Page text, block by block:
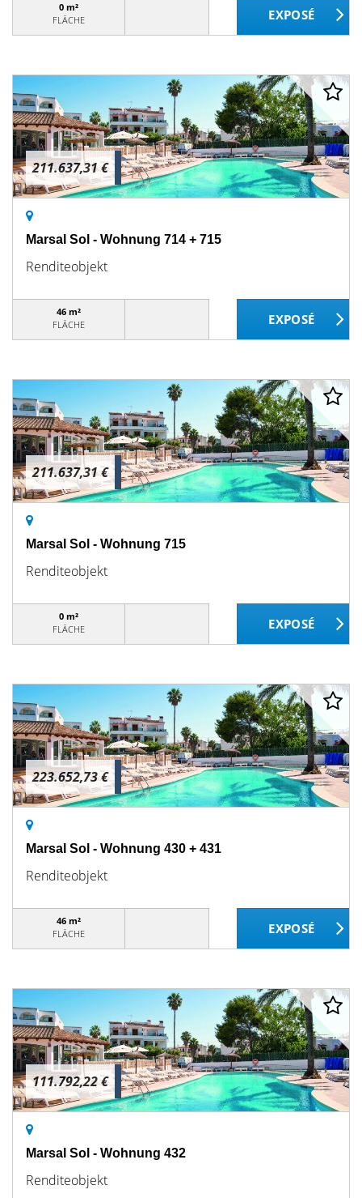
0 m²
FLÄCHE
211.637,31 €
Marsal Sol - Wohnung 714 + 715
Renditeobjekt
46 m²
FLÄCHE
211.637,31 €
Marsal Sol - Wohnung 715
Renditeobjekt
0 m²
FLÄCHE
223.652,73 €
Marsal Sol - Wohnung 430 + 431
Renditeobjekt
46 m²
FLÄCHE
111.792,22 €
Marsal Sol - Wohnung 432
Renditeobjekt